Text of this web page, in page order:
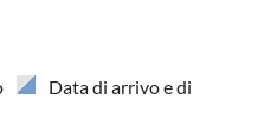
Data di arrivo e di